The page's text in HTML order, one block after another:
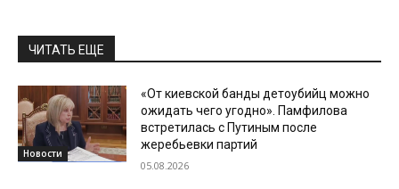
ЧИТАТЬ ЕЩЕ
Новости
«От киевской банды детоубийц можно
ожидать чего угодно». Памфилова
встретилась с Путиным после
жеребьевки партий
05.08.2026